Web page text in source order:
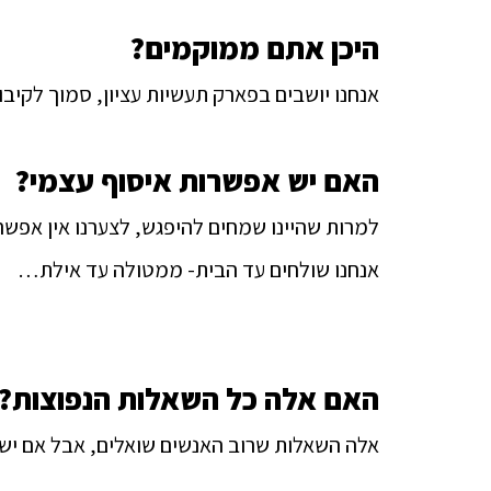
היכן אתם ממוקמים?
אנחנו יושבים בפארק תעשיות עציון, סמוך
האם יש אפשרות איסוף עצמי?
למרות שהיינו שמחים להיפגש, לצערנו אין
אנחנו שולחים עד הבית- ממטולה עד אילת…
האם אלה כל השאלות
אלה השאלות שרוב האנשים שואלים, אבל אם